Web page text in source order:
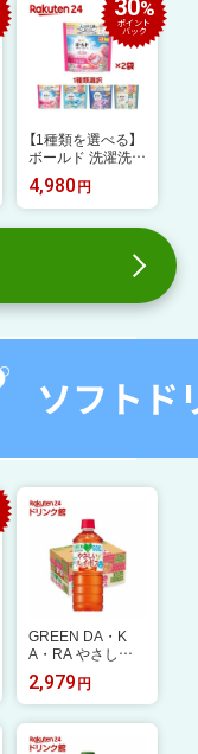
【1種類を選べる】
ボールド 洗濯洗剤
ジェルボール4in1
詰替(2袋セット)
【ボールド ジェル
ボール】
4,980 円
30%
ポイント
バック
GREEN DA・K
A・RA やさしい
ルイボス(600ml×
24本入)【GREEN
DA・KA・RA(グ
リーンダカラ)】
2,979 円